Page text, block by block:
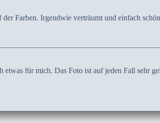
Farben. Irgendwie verträumt und einfach
etwas für mich. Das Foto ist auf jeden Fall sehr